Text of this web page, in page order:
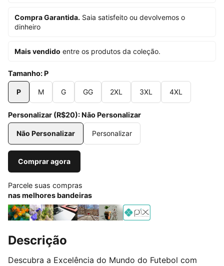
Compra Garantida. Saia satisfeito ou devolvemos o
dinheiro
Mais vendido entre os produtos da coleção.
Tamanho: P
P M G GG 2XL 3XL 4XL
Personalizar (R$20): Não Personalizar
Não Personalizar Personalizar
Comprar agora
Parcele suas compras
nas melhores bandeiras
Descrição
Descubra a Excelência do Mundo do Futebol com